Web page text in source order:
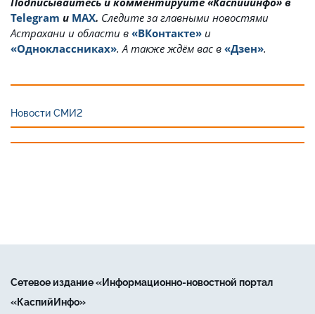
Telegram и MAX. Cледите за главными новостями
Астрахани и области в «ВКонтакте» и
«Одноклассниках». А также ждём вас в «Дзен».
Новости СМИ2
Сетевое издание «Информационно-новостной портал
«КаспийИнфо»